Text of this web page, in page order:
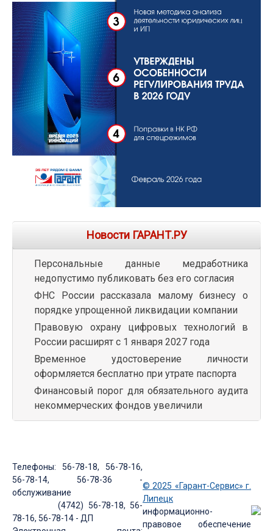
Новости ГАРАНТ.РУ
Персональные данные медработника
недопустимо публиковать без его согласия
ФНС России рассказала малому бизнесу о
порядке упрощенной ликвидации компании
Правовую охрану цифровых технологий в
России расширят с 1 января 2027 года
Временное удостоверение личности
оформляется бесплатно при утрате паспорта
Финансовый порог для обязательного аудита
некоммерческих фондов увеличили
Телефоны: 56-78-18, 56-78-16,
56-78-14, 56-78-36 -
обслуживание
(4742) 56-78-18, 56-
78-16, 56-78-14 - ДП
© 2025 «Гарант-Сервис» г.
Липецк
информационно-
правовое обеспечение